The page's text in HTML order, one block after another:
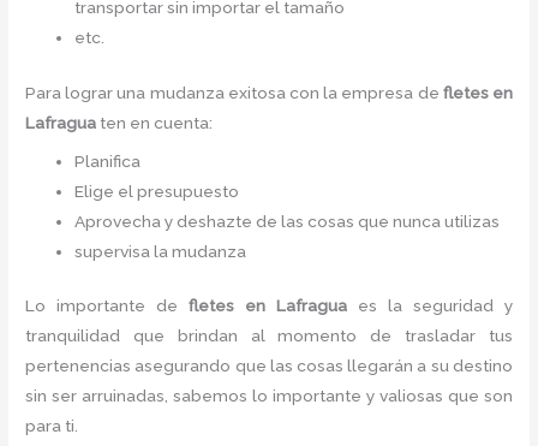
transportar sin importar el tamaño
etc.
Para lograr una mudanza exitosa con la empresa de fletesen
Lafragua ten en cuenta:
Planifica
Elige el presupuesto
Aprovecha y deshazte de las cosas que nunca utilizas
supervisa la mudanza
Lo importante defletes en Lafragua es la seguridad y
tranquilidad que brindan al momento de trasladar tus
pertenencias asegurando que las cosas llegarán a su destino
sin ser arruinadas, sabemos lo importante y valiosas que son
para ti.